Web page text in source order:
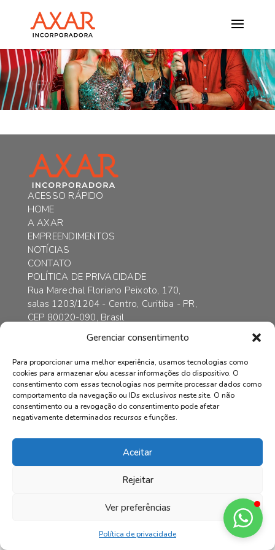
Gerenciar consentimento
Para proporcionar uma melhor experiência, usamos tecnologias como
cookies para armazenar e/ou acessar informações do dispositivo. O
consentimento com essas tecnologias nos permite processar dados como
comportamento da navegação ou IDs exclusivos neste site. O não
consentimento ou a revogação do consentimento pode afetar
negativamente determinados recursos e funções.
Aceitar
Rejeitar
Ver preferências
Política de privacidade
ACESSO RÁPIDO
HOME
A AXAR
EMPREENDIMENTOS
NOTÍCIAS
CONTATO
POLÍTICA DE PRIVACIDADE
Rua Marechal Floriano Peixoto, 170,
salas 1203/1204 - Centro, Curitiba - PR,
CEP 80020-090, Brasil
+55 41 3352-6989
+55 41 99169-4578
© AXAR INCORPADORA | Todos os direitos reservados.